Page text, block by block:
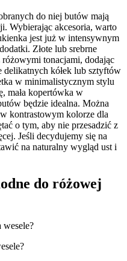
do niej butów mają
Wybierając akcesoria, warto
jest już w intensywnym
Złote lub srebrne
tonacjami, dodając
kółek lub sztyftów
w minimalistycznym stylu
mała kopertówka w
będzie idealna. Można
kontrastowym kolorze dla
o tym, aby nie przesadzić z
Jeśli decydujemy się na
na naturalny wygląd ust i
do różowej